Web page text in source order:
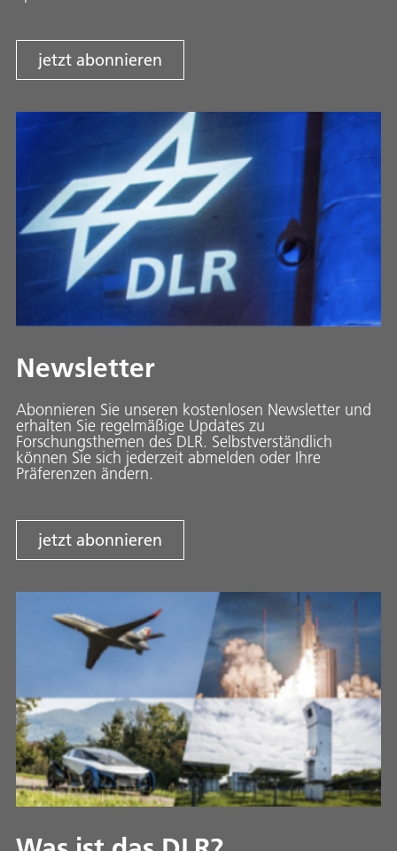
jetzt abonnieren
Newsletter
Abonnieren Sie unseren kostenlosen Newsletter und
erhalten Sie regelmäßige Updates zu
Forschungsthemen des DLR. Selbstverständlich
können Sie sich jederzeit abmelden oder Ihre
Präferenzen ändern.
jetzt abonnieren